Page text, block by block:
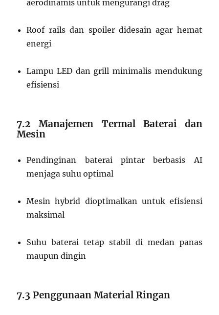
aerodinamis untuk mengurangi drag
Roof rails dan spoiler didesain agar hemat
energi
Lampu LED dan grill minimalis mendukung
efisiensi
7.2 Manajemen Termal Baterai dan
Mesin
Pendinginan baterai pintar berbasis AI
menjaga suhu optimal
Mesin hybrid dioptimalkan untuk efisiensi
maksimal
Suhu baterai tetap stabil di medan panas
maupun dingin
7.3 Penggunaan Material Ringan